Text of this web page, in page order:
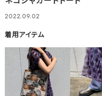
2022.09.02
着用アイテム